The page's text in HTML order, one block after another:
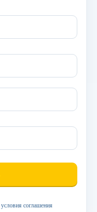
условия соглашения